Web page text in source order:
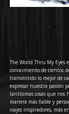
The World Thru My Eyes
conocimiento de cientos
transmitido lo mejor de
expresar nuestra pasión
tantísimas cosas que nos
manera más fiable y
viajes inspiradores, más